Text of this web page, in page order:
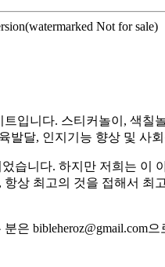
Not for sale)
입니다. 스티커놀이, 색칠
달, 인지기능 향상 및 사
습니다. 하지만 저희는 이
상 최고의 것을 접해서 최
은 bibleheroz@gmail.com